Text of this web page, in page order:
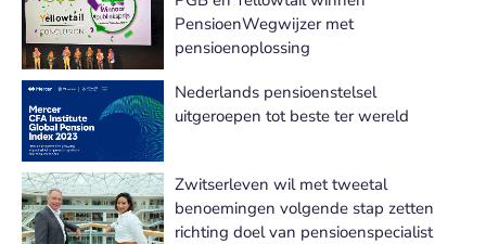
PensioenWegwijzer met
pensioenoplossing
Nederlands pensioenstelsel
uitgeroepen tot beste ter wereld
Zwitserleven wil met tweetal
benoemingen volgende stap zetten
richting doel van pensioenspecialist